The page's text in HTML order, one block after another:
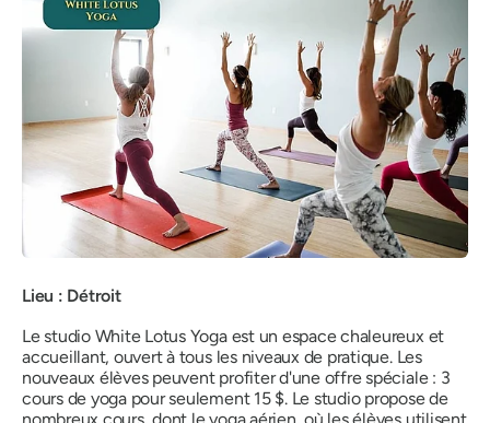
Lieu : Détroit
Le studio White Lotus Yoga est un espace chaleureux et
accueillant, ouvert à tous les niveaux de pratique. Les
nouveaux élèves peuvent profiter d'une offre spéciale : 3
cours de yoga pour seulement 15 $. Le studio propose de
nombreux cours, dont le yoga aérien, où les élèves utilisent